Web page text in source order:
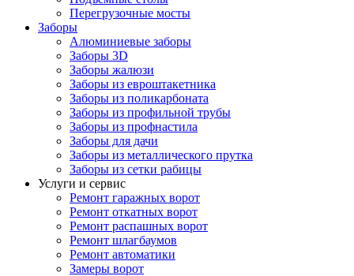
Перегрузочные мосты
Заборы
Алюминиевые заборы
Заборы 3D
Заборы жалюзи
Заборы из евроштакетника
Заборы из поликарбоната
Заборы из профильной трубы
Заборы из профнастила
Заборы для дачи
Заборы из металлического прутка
Заборы из сетки рабицы
Услуги и сервис
Ремонт гаражных ворот
Ремонт откатных ворот
Ремонт распашных ворот
Ремонт шлагбаумов
Ремонт автоматики
Замеры ворот